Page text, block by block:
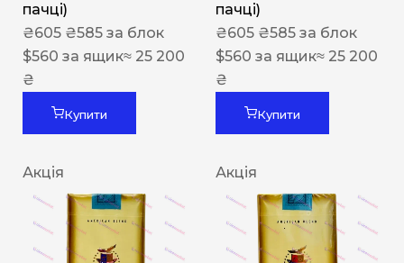
пачці)
₴605 ₴585 за блок
$560 за ящик≈ 25 200
₴
Купити
пачці)
₴605 ₴585 за блок
$560 за ящик≈ 25 200
₴
Купити
Акція Акція